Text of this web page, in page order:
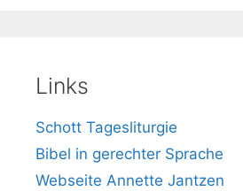
Links
Schott Tagesliturgie
Bibel in gerechter Sprache
Webseite Annette Jantzen